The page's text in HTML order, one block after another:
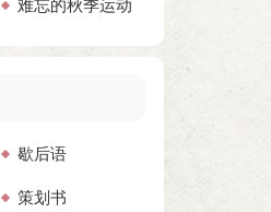
合15篇
难忘的秋季运动
歇后语
策划书